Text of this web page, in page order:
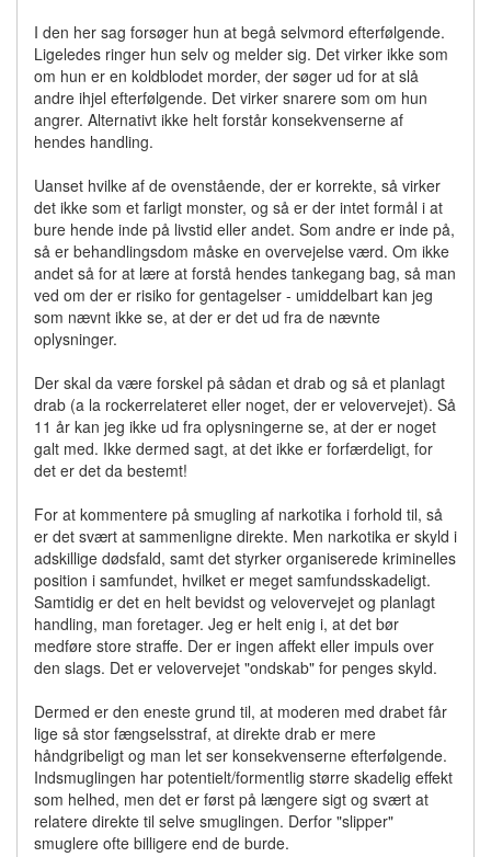
I den her sag forsøger hun at begå selvmord efterfølgende.
Ligeledes ringer hun selv og melder sig. Det virker ikke som
om hun er en koldblodet morder, der søger ud for at slå
andre ihjel efterfølgende. Det virker snarere som om hun
angrer. Alternativt ikke helt forstår konsekvenserne af
hendes handling.
Uanset hvilke af de ovenstående, der er korrekte, så virker
det ikke som et farligt monster, og så er der intet formål i at
bure hende inde på livstid eller andet. Som andre er inde på,
så er behandlingsdom måske en overvejelse værd. Om ikke
andet så for at lære at forstå hendes tankegang bag, så man
ved om der er risiko for gentagelser - umiddelbart kan jeg
som nævnt ikke se, at der er det ud fra de nævnte
oplysninger.
Der skal da være forskel på sådan et drab og så et planlagt
drab (a la rockerrelateret eller noget, der er velovervejet). Så
11 år kan jeg ikke ud fra oplysningerne se, at der er noget
galt med. Ikke dermed sagt, at det ikke er forfærdeligt, for
det er det da bestemt!
For at kommentere på smugling af narkotika i forhold til, så
er det svært at sammenligne direkte. Men narkotika er skyld i
adskillige dødsfald, samt det styrker organiserede kriminelles
position i samfundet, hvilket er meget samfundsskadeligt.
Samtidig er det en helt bevidst og velovervejet og planlagt
handling, man foretager. Jeg er helt enig i, at det bør
medføre store straffe. Der er ingen affekt eller impuls over
den slags. Det er velovervejet "ondskab" for penges skyld.
Dermed er den eneste grund til, at moderen med drabet får
lige så stor fængselsstraf, at direkte drab er mere
håndgribeligt og man let ser konsekvenserne efterfølgende.
Indsmuglingen har potentielt/formentlig større skadelig effekt
som helhed, men det er først på længere sigt og svært at
relatere direkte til selve smuglingen. Derfor "slipper"
smuglere ofte billigere end de burde.